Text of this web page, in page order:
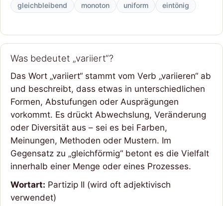
gleichbleibend monoton uniform eintönig
Was bedeutet „variiert“?
Das Wort „variiert“ stammt vom Verb „variieren“ ab
und beschreibt, dass etwas in unterschiedlichen
Formen, Abstufungen oder Ausprägungen
vorkommt. Es drückt Abwechslung, Veränderung
oder Diversität aus – sei es bei Farben,
Meinungen, Methoden oder Mustern. Im
Gegensatz zu „gleichförmig“ betont es die Vielfalt
innerhalb einer Menge oder eines Prozesses.
Wortart: Partizip II (wird oft adjektivisch
verwendet)